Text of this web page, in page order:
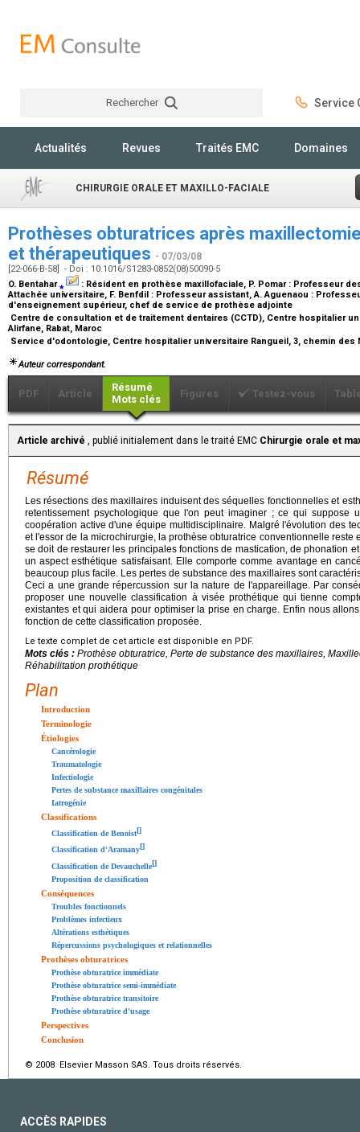
Rechercher Service
Actualités Revues Traités EMC Domaines
CHIRURGIE ORALE ET MAXILLO-FACIALE
Prothèses obturatrices après
et thérapeutiques - 07/03/08
[22-066-B-58] - Doi : 10.1016/S1283-0852(08)50090-5
O. Bentahar⁎ : Résident en prothèse maxillofaciale, P. Pomar : Professeur
Attachée universitaire, F. Benfdil : Professeur assistant, A. Aguenaou :
d'enseignement supérieur, chef de service de prothèse adjointe
Centre de consultation et de traitement dentaires (CCTD), Centre hospitalier
Alirfane, Rabat, Maroc
Service d'odontologie, Centre hospitalier universitaire Rangueil, 3, chemin des
Auteur correspondant.
PDF Article
Résumé
Mots clés
Figures Testez-vous
Article archivé , publié initialement dans le traité EMC Chirurgie orale et
Résumé
Les résections des maxillaires induisent des séquelles fonctionnelles et
retentissement psychologique que l'on peut imaginer ; ce qui suppose
coopération active d'une équipe multidisciplinaire. Malgré l'évolution des
et l'essor de la microchirurgie, la prothèse obturatrice conventionnelle reste
se doit de restaurer les principales fonctions de mastication, de phonation
un aspect esthétique satisfaisant. Elle comporte comme avantage en
beaucoup plus facile. Les pertes de substance des maxillaires sont
Ceci a une grande répercussion sur la nature de l'appareillage. Par
proposer une nouvelle classification à visée prothétique qui tienne
existantes et qui aidera pour optimiser la prise en charge. Enfin nous
fonction de cette classification proposée.
Le texte complet de cet article est disponible en PDF.
Mots clés : Prothèse obturatrice, Perte de substance des maxillaires,
Réhabilitation prothétique
Plan
Introduction
Terminologie
Étiologies
Cancérologie
Traumatologie
Infectiologie
Pertes de substance maxillaires congénitales
Iatrogénie
Classifications
Classification de Benoist[]
Classification d'Aramany[]
Classification de Devauchelle[]
Proposition de classification
Conséquences
Troubles fonctionnels
Problèmes infectieux
Altérations esthétiques
Répercussions psychologiques et relationnelles
Prothèses obturatrices
Prothèse obturatrice immédiate
Prothèse obturatrice semi-immédiate
Prothèse obturatrice transitoire
Prothèse obturatrice d'usage
Perspectives
Conclusion
© 2008 Elsevier Masson SAS. Tous droits réservés.
ACCÈS RAPIDES